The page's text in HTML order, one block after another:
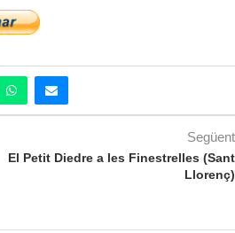
Següent
El Petit Diedre a les Finestrelles (Sant
Llorenç)